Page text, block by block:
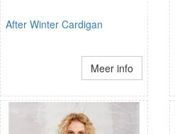
After Winter Cardigan
Meer info